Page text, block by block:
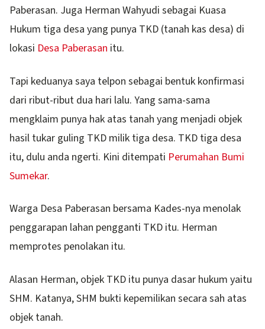
Paberasan. Juga Herman Wahyudi sebagai Kuasa
Hukum tiga desa yang punya TKD (tanah kas desa) di
lokasi Desa Paberasan itu.
Tapi keduanya saya telpon sebagai bentuk konfirmasi
dari ribut-ribut dua hari lalu. Yang sama-sama
mengklaim punya hak atas tanah yang menjadi objek
hasil tukar guling TKD milik tiga desa. TKD tiga desa
itu, dulu anda ngerti. Kini ditempati Perumahan Bumi
Sumekar.
Warga Desa Paberasan bersama Kades-nya menolak
penggarapan lahan pengganti TKD itu. Herman
memprotes penolakan itu.
Alasan Herman, objek TKD itu punya dasar hukum yaitu
SHM. Katanya, SHM bukti kepemilikan secara sah atas
objek tanah.